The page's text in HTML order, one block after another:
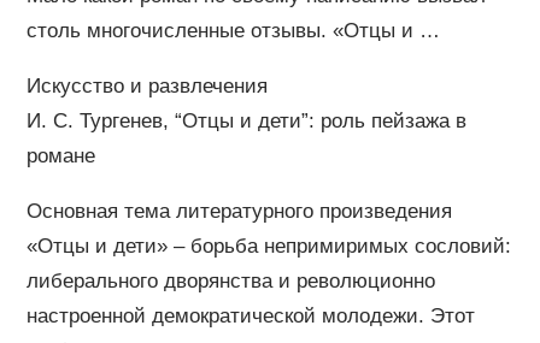
столь многочисленные отзывы. «Отцы и …
Искусство и развлечения
И. С. Тургенев, “Отцы и дети”: роль пейзажа в
романе
Основная тема литературного произведения
«Отцы и дети» – борьба непримиримых сословий:
либерального дворянства и революционно
настроенной демократической молодежи. Этот